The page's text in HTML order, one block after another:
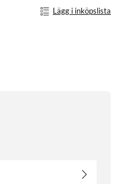
Lägg i inköpslista